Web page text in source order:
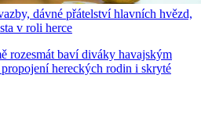
dávné přátelství hlavních hvězd,
v roli herce
rozesmát baví diváky havajským
hereckých rodin i skryté